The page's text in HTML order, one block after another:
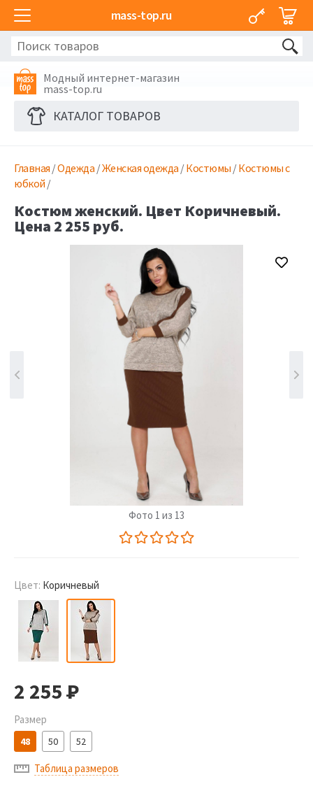
mass-top.ru
Модный интернет-магазин
mass-top.ru
КАТАЛОГ ТОВАРОВ
Главная /Одежда /Женская одежда /Костюмы /Костюмы с
юбкой /
Костюм женский. Цвет Коричневый.
Цена 2 255 руб.
Фото 1 из 13
Цвет: Коричневый
2 255Р
Размер
48 50 52
Таблица размеров